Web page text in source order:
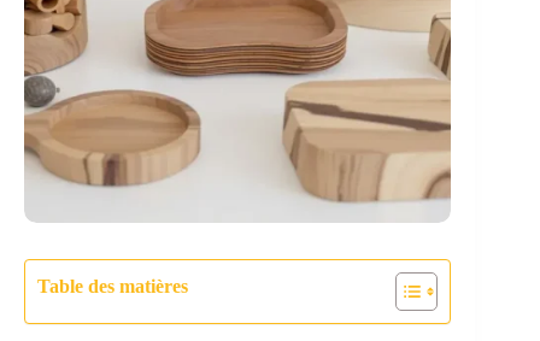
Table des matières